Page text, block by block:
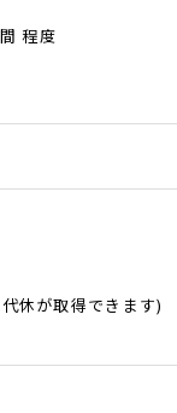
程度
休が取得できます)